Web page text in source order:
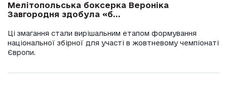
Мелітопольська боксерка Вероніка
Завгородня здобула «б...
Ці змагання стали вирішальним етапом формування
національної збірної для участі в жовтневому чемпіонаті
Європи.